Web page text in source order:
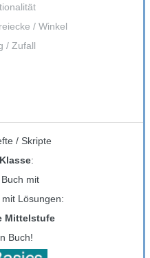
/ Winkel
/ Zufall
/ Skripte
:
mit
Lösungen:
Mittelstufe
Buch!